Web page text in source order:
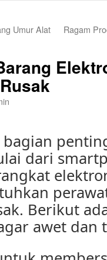
Umur Alat
Ragam
dari
Berikut
awet dan